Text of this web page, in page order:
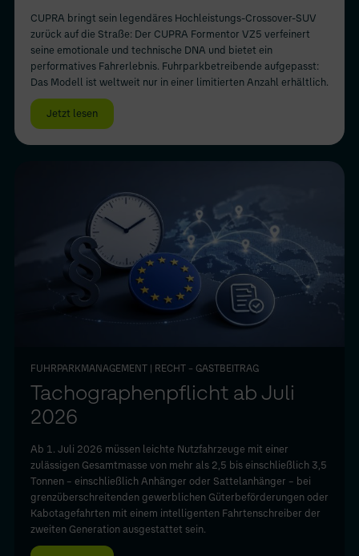
CUPRA bringt sein legendäres Hochleistungs-Crossover-SUV
zurück auf die Straße: Der CUPRA Formentor VZ5 verfeinert
seine emotionale und technische DNA und bietet ein
performatives Fahrerlebnis. Fuhrparkbetreibende aufgepasst:
Das Modell ist weltweit nur in einer limitierten Anzahl erhältlich.
Jetzt lesen
FUHRPARKMANAGEMENT | RECHT – GASTBEITRAG
Tachographenpflicht ab Juli
2026
Ab 1. Juli 2026 müssen leichte Nutzfahrzeuge mit einer
zulässigen Gesamtmasse von mehr als 2,5 bis einschließlich 3,5
Tonnen – einschließlich Anhänger oder Sattelanhänger – bei
grenzüberschreitenden gewerblichen Güterbeförderungen oder
Kabotagefahrten mit einem intelligenten Fahrtenschreiber der
zweiten Generation ausgestattet sein.